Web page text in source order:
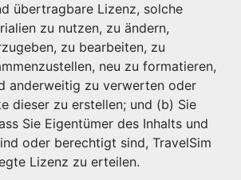
übertragbare Lizenz, solche
zu nutzen, zu ändern,
zu bearbeiten, zu
neu zu formatieren,
anderweitig zu verwerten oder
dieser zu erstellen; und (b) Sie
Sie Eigentümer des Inhalts und
oder berechtigt sind, TravelSim
Lizenz zu erteilen.